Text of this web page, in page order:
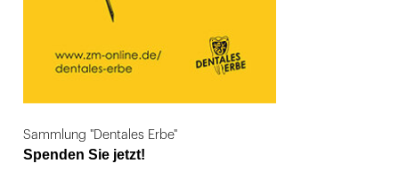
Sammlung "Dentales Erbe"
Spenden Sie jetzt!